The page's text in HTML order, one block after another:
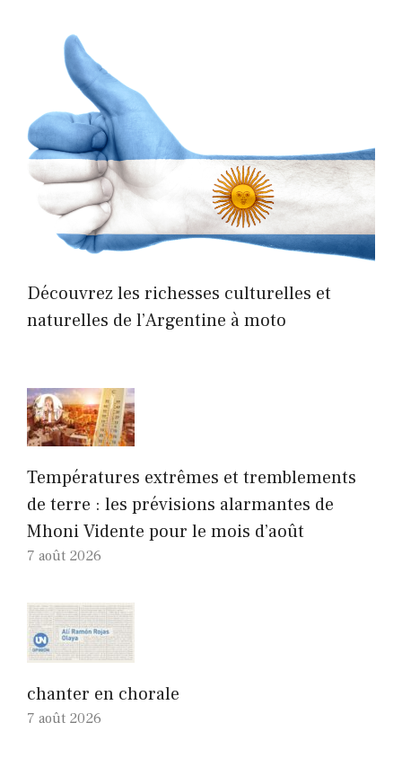
Découvrez les richesses culturelles et
naturelles de l’Argentine à moto
Températures extrêmes et tremblements
de terre : les prévisions alarmantes de
Mhoni Vidente pour le mois d’août
7 août 2026
chanter en chorale
7 août 2026